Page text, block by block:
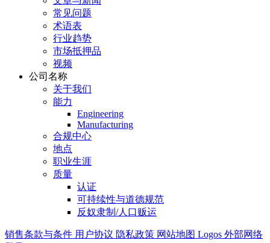
常见问题
术语表
行业趋势
市场抵押品
视频
公司名称
关于我们
能力
Engineering
Manufacturing
合规中心
地点
职业生涯
质量
认证
可持续性与道德规范
反奴隶制/人口贩运
销售条款与条件 用户协议 隐私政策 网站地图 Logos 外部网络